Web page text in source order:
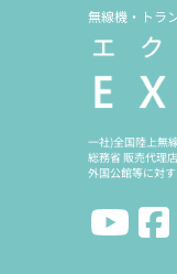
無線機・トラ
一社)全国陸上無
総務省 販売代理
外国公館等に対